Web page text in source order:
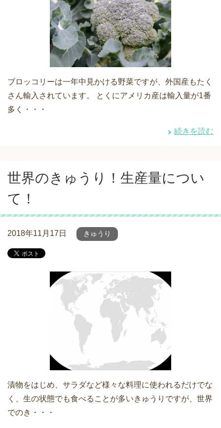
ブロッコリーは一年中見かける野菜ですが、外国産もたく
さん輸入されています。 とくにアメリカ産は輸入量が1番
多く・・・
続きを読む
世界のきゅうり！生産量につい
て！
2018年11月17日 きゅうり
漬物をはじめ、サラダなど様々な料理に使われるだけでな
く、生の状態でも食べることが多いきゅうりですが、世界
でのき・・・